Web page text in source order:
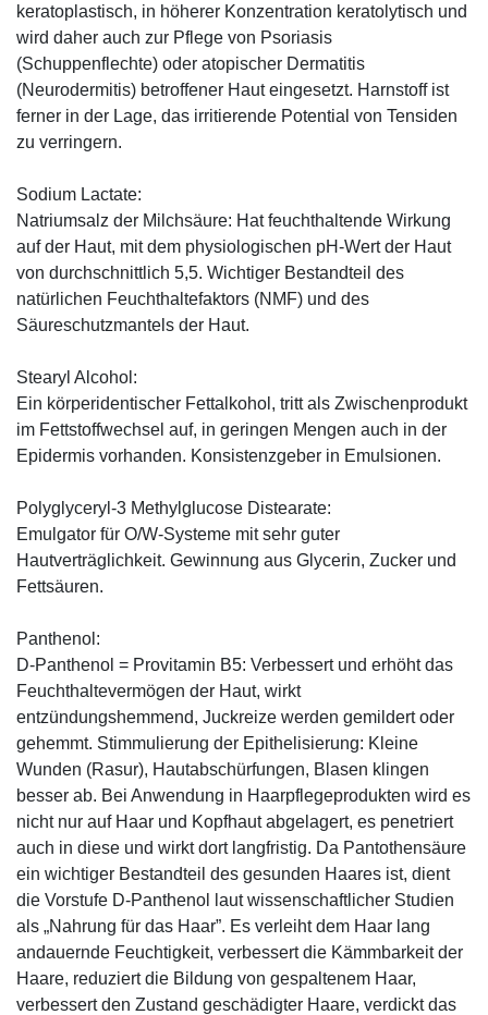
keratoplastisch, in höherer Konzentration keratolytisch und
wird daher auch zur Pflege von Psoriasis
(Schuppenflechte) oder atopischer Dermatitis
(Neurodermitis) betroffener Haut eingesetzt. Harnstoff ist
ferner in der Lage, das irritierende Potential von Tensiden
zu verringern.
Sodium Lactate:
Natriumsalz der Milchsäure: Hat feuchthaltende Wirkung
auf der Haut, mit dem physiologischen pH-Wert der Haut
von durchschnittlich 5,5. Wichtiger Bestandteil des
natürlichen Feuchthaltefaktors (NMF) und des
Säureschutzmantels der Haut.
Stearyl Alcohol:
Ein körperidentischer Fettalkohol, tritt als Zwischenprodukt
im Fettstoffwechsel auf, in geringen Mengen auch in der
Epidermis vorhanden. Konsistenzgeber in Emulsionen.
Polyglyceryl-3 Methylglucose Distearate:
Emulgator für O/W-Systeme mit sehr guter
Hautverträglichkeit. Gewinnung aus Glycerin, Zucker und
Fettsäuren.
Panthenol:
D-Panthenol = Provitamin B5: Verbessert und erhöht das
Feuchthaltevermögen der Haut, wirkt
entzündungshemmend, Juckreize werden gemildert oder
gehemmt. Stimmulierung der Epithelisierung: Kleine
Wunden (Rasur), Hautabschürfungen, Blasen klingen
besser ab. Bei Anwendung in Haarpflegeprodukten wird es
nicht nur auf Haar und Kopfhaut abgelagert, es penetriert
auch in diese und wirkt dort langfristig. Da Pantothensäure
ein wichtiger Bestandteil des gesunden Haares ist, dient
die Vorstufe D-Panthenol laut wissenschaftlicher Studien
als „Nahrung für das Haar”. Es verleiht dem Haar lang
andauernde Feuchtigkeit, verbessert die Kämmbarkeit der
Haare, reduziert die Bildung von gespaltenem Haar,
verbessert den Zustand geschädigter Haare, verdickt das